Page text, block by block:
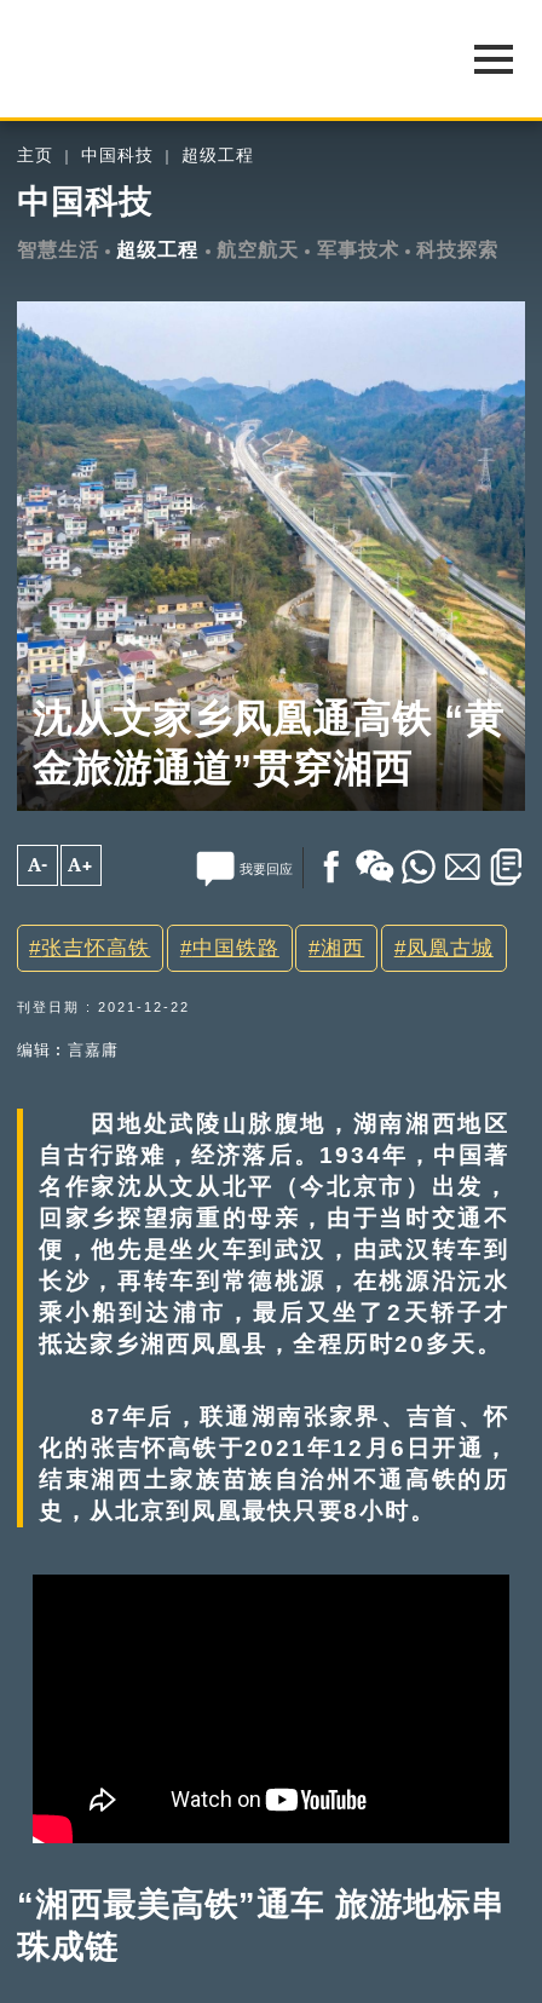
主页 中国科技 超级工程
中国科技
智慧生活 超级工程 航空航天 军事技术 科技探索
沈从文家乡凤凰通高铁 “黄
金旅游通道”贯穿湘西
A- A+ 我要回应
张吉怀高铁 中国铁路 湘西 凤凰古城
刊登日期 : 2021-12-22
编辑︰言嘉庸
因地处武陵山脉腹地，湖南湘西地区
自古行路难，经济落后。1934年，中国著
名作家沈从文从北平（今北京市）出发，
回家乡探望病重的母亲，由于当时交通不
便，他先是坐火车到武汉，由武汉转车到
长沙，再转车到常德桃源，在桃源沿沅水
乘小船到达浦市，最后又坐了2天轿子才
抵达家乡湘西凤凰县，全程历时20多天。
87年后，联通湖南张家界、吉首、怀
化的张吉怀高铁于2021年12月6日开通，
结束湘西土家族苗族自治州不通高铁的历
史，从北京到凤凰最快只要8小时。
“湘西最美高铁”通车 旅游地标串
珠成链